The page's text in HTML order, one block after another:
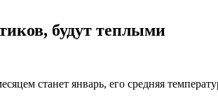
будут теплыми
станет январь, его средняя